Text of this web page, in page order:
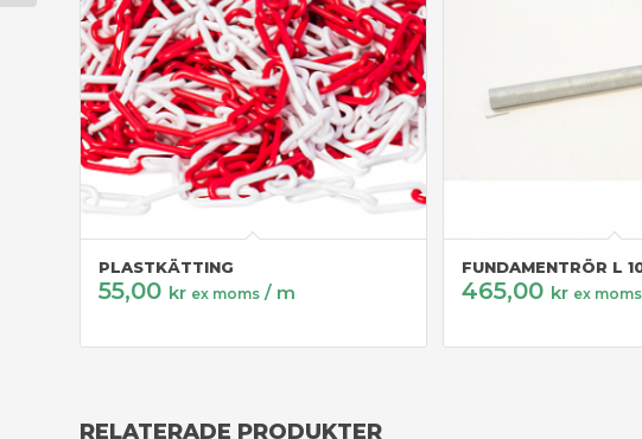
PLASTKÄTTING
55,00 kr ex moms / m
FUNDAMENTRÖR L
465,00 kr ex moms
RELATERADE PRODUKTER